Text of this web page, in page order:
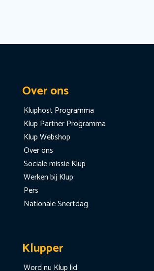
Over ons
Kluphost Programma
Klup Partner Programma
Klup Webshop
Over ons
Sociale missie Klup
Werken bij Klup
Pers
Nationale Snertdag
Klupper
Word nu Klup lid